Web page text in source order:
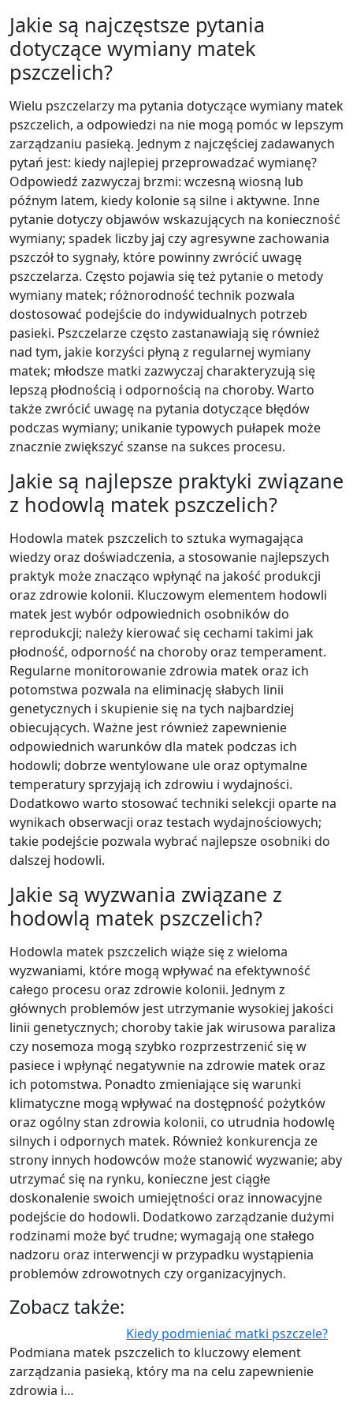
Jakie są najczęstsze pytania
dotyczące wymiany matek
pszczelich?
Wielu pszczelarzy ma pytania dotyczące wymiany matek
pszczelich, a odpowiedzi na nie mogą pomóc w lepszym
zarządzaniu pasieką. Jednym z najczęściej zadawanych
pytań jest: kiedy najlepiej przeprowadzać wymianę?
Odpowiedź zazwyczaj brzmi: wczesną wiosną lub
późnym latem, kiedy kolonie są silne i aktywne. Inne
pytanie dotyczy objawów wskazujących na konieczność
wymiany; spadek liczby jaj czy agresywne zachowania
pszczół to sygnały, które powinny zwrócić uwagę
pszczelarza. Często pojawia się też pytanie o metody
wymiany matek; różnorodność technik pozwala
dostosować podejście do indywidualnych potrzeb
pasieki. Pszczelarze często zastanawiają się również
nad tym, jakie korzyści płyną z regularnej wymiany
matek; młodsze matki zazwyczaj charakteryzują się
lepszą płodnością i odpornością na choroby. Warto
także zwrócić uwagę na pytania dotyczące błędów
podczas wymiany; unikanie typowych pułapek może
znacznie zwiększyć szanse na sukces procesu.
Jakie są najlepsze praktyki związane
z hodowlą matek pszczelich?
Hodowla matek pszczelich to sztuka wymagająca
wiedzy oraz doświadczenia, a stosowanie najlepszych
praktyk może znacząco wpłynąć na jakość produkcji
oraz zdrowie kolonii. Kluczowym elementem hodowli
matek jest wybór odpowiednich osobników do
reprodukcji; należy kierować się cechami takimi jak
płodność, odporność na choroby oraz temperament.
Regularne monitorowanie zdrowia matek oraz ich
potomstwa pozwala na eliminację słabych linii
genetycznych i skupienie się na tych najbardziej
obiecujących. Ważne jest również zapewnienie
odpowiednich warunków dla matek podczas ich
hodowli; dobrze wentylowane ule oraz optymalne
temperatury sprzyjają ich zdrowiu i wydajności.
Dodatkowo warto stosować techniki selekcji oparte na
wynikach obserwacji oraz testach wydajnościowych;
takie podejście pozwala wybrać najlepsze osobniki do
dalszej hodowli.
Jakie są wyzwania związane z
hodowlą matek pszczelich?
Hodowla matek pszczelich wiąże się z wieloma
wyzwaniami, które mogą wpływać na efektywność
całego procesu oraz zdrowie kolonii. Jednym z
głównych problemów jest utrzymanie wysokiej jakości
linii genetycznych; choroby takie jak wirusowa paraliza
czy nosemoza mogą szybko rozprzestrzenić się w
pasiece i wpłynąć negatywnie na zdrowie matek oraz
ich potomstwa. Ponadto zmieniające się warunki
klimatyczne mogą wpływać na dostępność pożytków
oraz ogólny stan zdrowia kolonii, co utrudnia hodowlę
silnych i odpornych matek. Również konkurencja ze
strony innych hodowców może stanowić wyzwanie; aby
utrzymać się na rynku, konieczne jest ciągłe
doskonalenie swoich umiejętności oraz innowacyjne
podejście do hodowli. Dodatkowo zarządzanie dużymi
rodzinami może być trudne; wymagają one stałego
nadzoru oraz interwencji w przypadku wystąpienia
problemów zdrowotnych czy organizacyjnych.
Zobacz także:
Kiedy podmieniać matki pszczele?
Podmiana matek pszczelich to kluczowy element
zarządzania pasieką, który ma na celu zapewnienie
zdrowia i…